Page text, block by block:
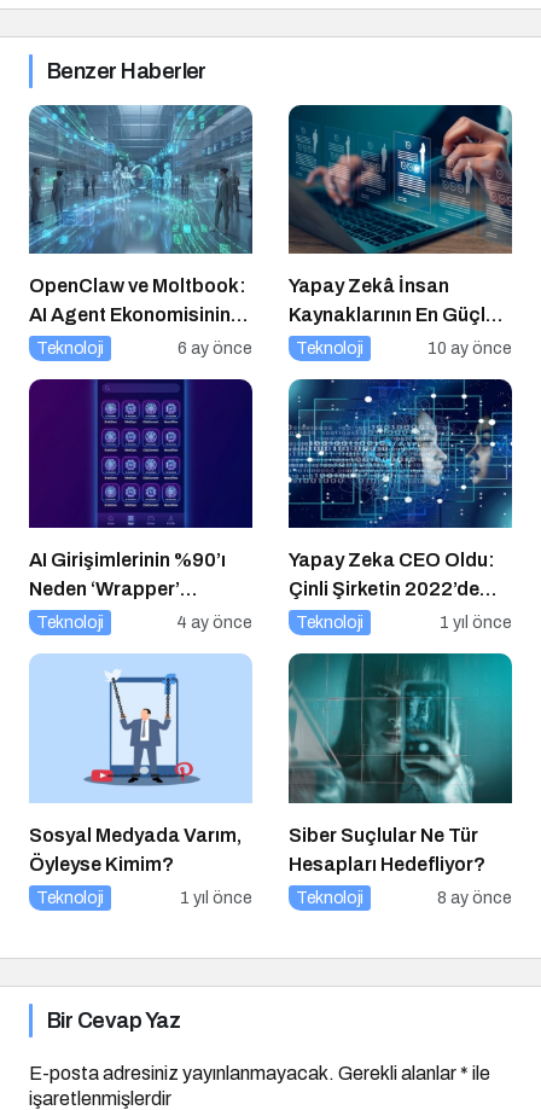
Benzer Haberler
OpenClaw ve Moltbook:
AI Agent Ekonomisinin
İlk Altyapıları
Teknoloji 6 ay önce
Yapay Zekâ İnsan
Kaynaklarının En Güçlü
Stratejik Ortağına
Teknoloji 10 ay önce
AI Girişimlerinin %90’ı
Neden ‘Wrapper’
Kalıyor?
Teknoloji 4 ay önce
Yapay Zeka CEO Oldu:
Çinli Şirketin 2022’de
Attığı Adım Yeniden
Teknoloji 1 yıl önce
Sosyal Medyada Varım,
Öyleyse Kimim?
Teknoloji 1 yıl önce
Siber Suçlular Ne Tür
Hesapları Hedefliyor?
Teknoloji 8 ay önce
Bir Cevap Yaz
E-posta adresiniz yayınlanmayacak. Gerekli alanlar* ile
işaretlenmişlerdir